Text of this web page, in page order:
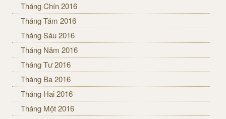
Tháng Chín 2016
Tháng Tám 2016
Tháng Sáu 2016
Tháng Năm 2016
Tháng Tư 2016
Tháng Ba 2016
Tháng Hai 2016
Tháng Một 2016